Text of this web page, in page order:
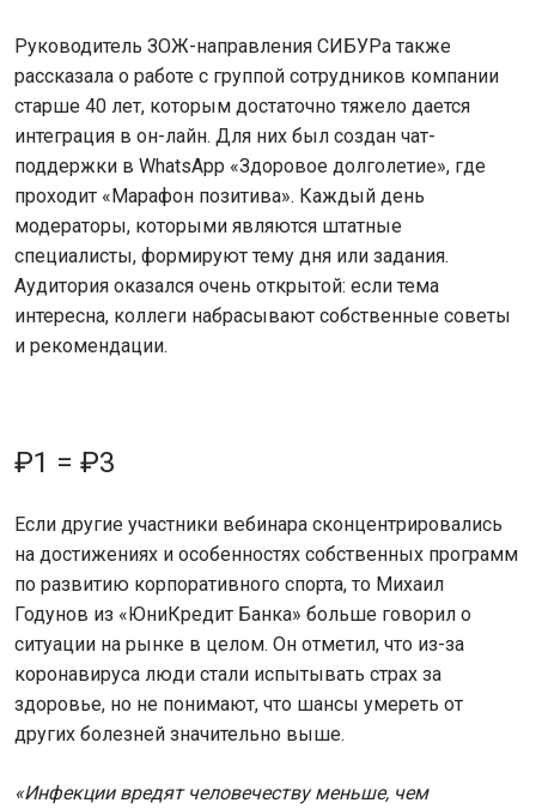
Руководитель ЗОЖ-направления СИБУРа также
рассказала о работе с группой сотрудников компании
старше 40 лет, которым достаточно тяжело дается
интеграция в он-лайн. Для них был создан чат-
поддержки в WhatsApp «Здоровое долголетие», где
проходит «Марафон позитива». Каждый день
модераторы, которыми являются штатные
специалисты, формируют тему дня или задания.
Аудитория оказался очень открытой: если тема
интересна, коллеги набрасывают собственные советы
и рекомендации.
₽1 = ₽3
Если другие участники вебинара сконцентрировались
на достижениях и особенностях собственных программ
по развитию корпоративного спорта, то Михаил
Годунов из «ЮниКредит Банка» больше говорил о
ситуации на рынке в целом. Он отметил, что из-за
коронавируса люди стали испытывать страх за
здоровье, но не понимают, что шансы умереть от
других болезней значительно выше.
«Инфекции вредят человечеству меньше, чем